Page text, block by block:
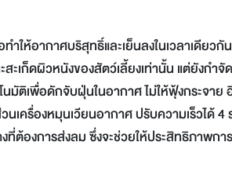
ให้อากาศบริสุทธิ์และเย็นลงในเวลาเดียวกั
ะเก็ดผิวหนังของสัตว์เลี้ยงเท่านั้น แต่ยังกำ
มัติเพื่อดักจับฝุ่นในอากาศ ไม่ให้ฟุ้งกระจาย
เครื่องหมุนเวียนอากาศ ปรับความเร็วได้ 4
ที่ต้องการส่งลม ซึ่งจะช่วยให้ประสิทธิภาพก